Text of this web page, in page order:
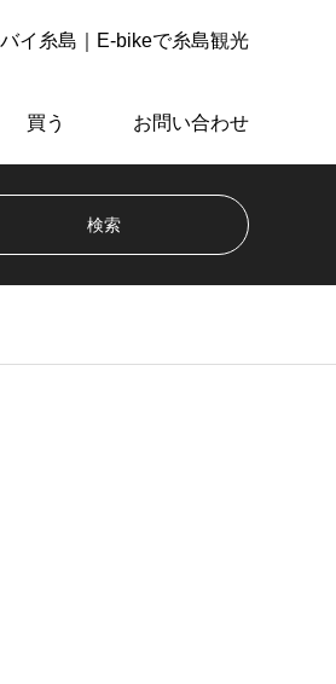
イ糸島｜E-bikeで糸島観光
買う お問い合わせ